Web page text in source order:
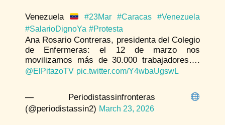
Venezuela #23Mar #Caracas
#Venezuela
#SalarioDignoYa #Protesta
Ana Rosario Contreras, presidenta del Colegio
de Enfermeras: el 12 de marzo nos
movilizamos más de 30.000 trabajadores….
@ElPitazoTV pic.twitter.com/Y4wbaUgswL
— Periodistassinfronteras
(@periodistassin2) March 23, 2026